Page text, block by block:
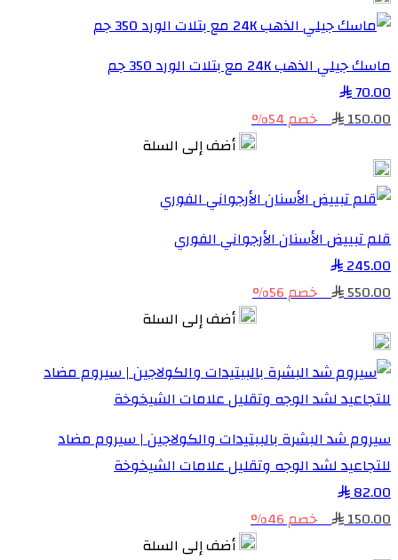
ماسك جيلي الذهب 24K مع بتلات الورد 350 جم
70.00
150.00
خصم 54%
أضف إلى السلة
قلم تبييض الأسنان الأرجواني الفوري
245.00
550.00
خصم 56%
أضف إلى السلة
سيروم شد البشرة بالببتيدات والكولاجين | سيروم مضاد
للتجاعيد لشد الوجه وتقليل علامات الشيخوخة
82.00
150.00
خصم 46%
أضف إلى السلة